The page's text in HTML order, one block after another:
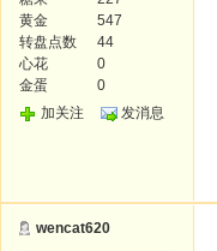
黄金
547
转盘点数
44
心花
0
金蛋
0
加关注
发消息
wencat620